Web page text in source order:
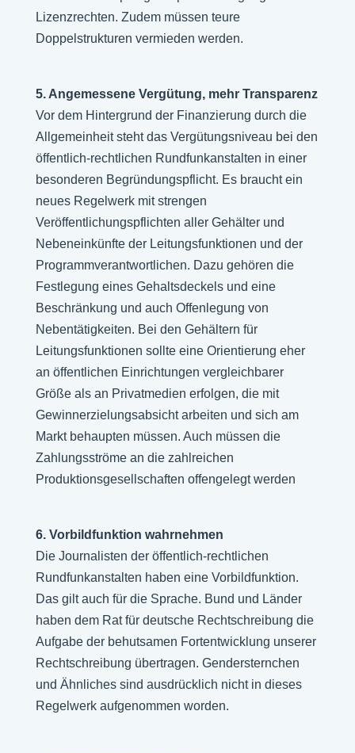
Lizenzrechten. Zudem müssen teure
Doppelstrukturen vermieden werden.
5. Angemessene Vergütung, mehr Transparenz
Vor dem Hintergrund der Finanzierung durch die
Allgemeinheit steht das Vergütungsniveau bei den
öffentlich-rechtlichen Rundfunkanstalten in einer
besonderen Begründungspflicht. Es braucht ein
neues Regelwerk mit strengen
Veröffentlichungspflichten aller Gehälter und
Nebeneinkünfte der Leitungsfunktionen und der
Programmverantwortlichen. Dazu gehören die
Festlegung eines Gehaltsdeckels und eine
Beschränkung und auch Offenlegung von
Nebentätigkeiten. Bei den Gehältern für
Leitungsfunktionen sollte eine Orientierung eher
an öffentlichen Einrichtungen vergleichbarer
Größe als an Privatmedien erfolgen, die mit
Gewinnerzielungsabsicht arbeiten und sich am
Markt behaupten müssen. Auch müssen die
Zahlungsströme an die zahlreichen
Produktionsgesellschaften offengelegt werden
6. Vorbildfunktion wahrnehmen
Die Journalisten der öffentlich-rechtlichen
Rundfunkanstalten haben eine Vorbildfunktion.
Das gilt auch für die Sprache. Bund und Länder
haben dem Rat für deutsche Rechtschreibung die
Aufgabe der behutsamen Fortentwicklung unserer
Rechtschreibung übertragen. Gendersternchen
und Ähnliches sind ausdrücklich nicht in dieses
Regelwerk aufgenommen worden.